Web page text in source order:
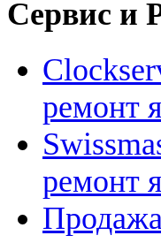
Сервис и
ремонт
ремонт